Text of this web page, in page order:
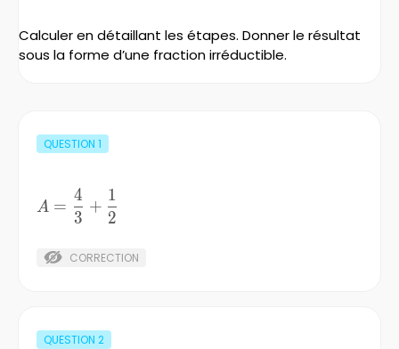
Calculer en détaillant les étapes. Donner le résultat
sous la forme d’une fraction irréductible.
QUESTION 1
A=\frac{4}
{3}+\frac{1}
A =
3
4
+
2
1
CORRECTION
QUESTION 2